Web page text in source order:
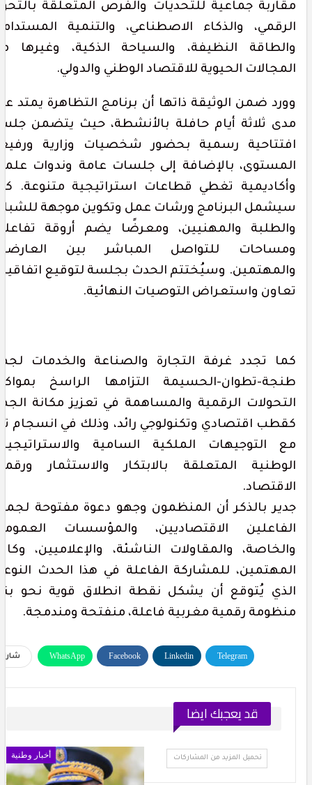
جماعية للتحديات والفرص المتعلقة بالتحول
والذكاء الاصطناعي، والتنمية المستدامة،
النظيفة، والسياحة الذكية، وغيرها من
الحيوية للاقتصاد الوطني والدولي.
ضمن الوثيقة ذاتها أن برنامج التظاهرة يمتد على
ثلاثة أيام حافلة بالأنشطة، حيث يتضمن جلسة
رسمية بحضور شخصيات وزارية ورفيعة
بالإضافة إلى جلسات عامة وندوات علمية
تغطي قطاعات استراتيجية متنوعة. كما
البرنامج ورشات عمل وتكوين موجهة للشباب
والمهنيين، ومعرضًا يضم أروقة تفاعلية
للتواصل المباشر بين العارضين
وسيُختتم الحدث بجلسة لتوقيع اتفاقيات
واستعراض التوصيات النهائية.
تجدد غرفة التجارة والصناعة والخدمات لجهة
تطوان-الحسيمة التزامها الراسخ بمواكبة
الرقمية والمساهمة في تعزيز مكانة الجهة
اقتصادي وتكنولوجي رائد، وذلك في انسجام تام
التوجيهات الملكية السامية والاستراتيجيات
المتعلقة بالابتكار والاستثمار ورقمنة
بالذكر أن المنظمون وجهو دعوة مفتوحة لجميع
الاقتصاديين، والمؤسسات العمومية
والمقاولات الناشئة، والإعلاميين، وكافة
للمشاركة الفاعلة في هذا الحدث النوعي،
يُتوقع أن يشكل نقطة انطلاق قوية نحو بناء
رقمية مغربية فاعلة، منفتحة ومندمجة.
شارك WhatsApp Facebook Linkedin Telegram
قد يعجبك ايضا
أخبار وطنية تحميل المزيد من المشاركات